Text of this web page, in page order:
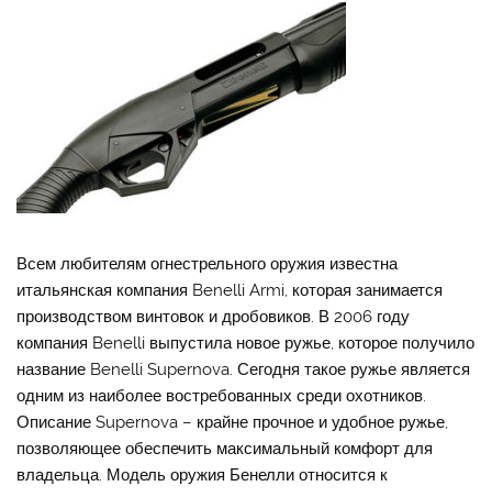
Всем любителям огнестрельного оружия известна
итальянская компания Benelli Armi, которая занимается
производством винтовок и дробовиков. В 2006 году
компания Benelli выпустила новое ружье, которое получило
название Benelli Supernova. Сегодня такое ружье является
одним из наиболее востребованных среди охотников.
Описание Supernova – крайне прочное и удобное ружье,
позволяющее обеспечить максимальный комфорт для
владельца. Модель оружия Бенелли относится к